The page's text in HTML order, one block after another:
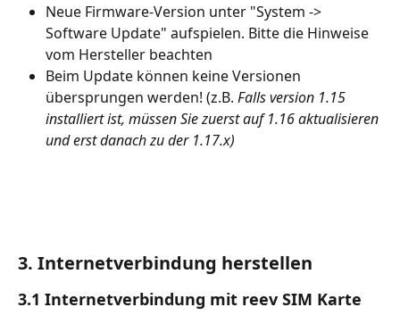
Neue Firmware-Version unter "System ->
Software Update" aufspielen. Bitte die Hinweise
vom Hersteller beachten
Beim Update können keine Versionen
übersprungen werden! (z.B. Falls version 1.15
installiert ist, müssen Sie zuerst auf 1.16 aktualisieren
und erst danach zu der 1.17.x)
3. Internetverbindung herstellen
3.1 Internetverbindung mit reev SIM Karte